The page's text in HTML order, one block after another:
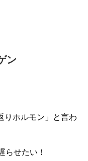
ン
りホルモン」と言わ
らせたい！